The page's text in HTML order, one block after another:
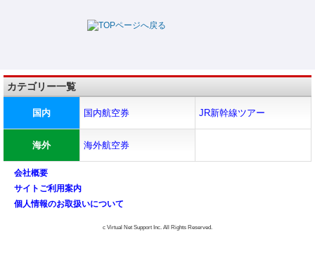
カテゴリー一覧
国内 国内航空券 JR新幹線ツアー
海外 海外航空券
会社概要
サイトご利用案内
個人情報のお取扱いについて
c Virtual Net Support Inc. All Rights Reserved.